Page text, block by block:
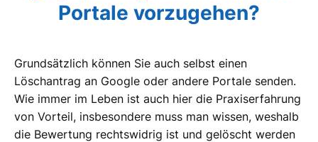
Portale vorzugehen?
Grundsätzlich können Sie auch selbst einen
Löschantrag an Google oder andere Portale senden.
Wie immer im Leben ist auch hier die Praxiserfahrung
von Vorteil, insbesondere muss man wissen, weshalb
die Bewertung rechtswidrig ist und gelöscht werden